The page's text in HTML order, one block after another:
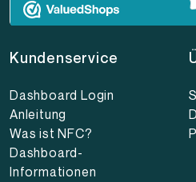
Kundenservice
Dashboard Login
Anleitung
Was ist NFC?
Dashboard-
Informationen